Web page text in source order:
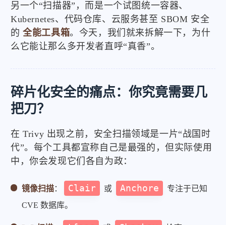
另一个“扫描器”，而是一个试图统一容器、
Kubernetes、代码仓库、云服务甚至 SBOM 安全
的全能工具箱。今天，我们就来拆解一下，为什
么它能让那么多开发者直呼“真香”。
碎片化安全的痛点：你究竟需要几
把刀？
在 Trivy 出现之前，安全扫描领域是一片“战国时
代”。每个工具都宣称自己是最强的，但实际使用
中，你会发现它们各自为政：
镜像扫描： Clair 或 Anchore
专注于已知
CVE 数据库。